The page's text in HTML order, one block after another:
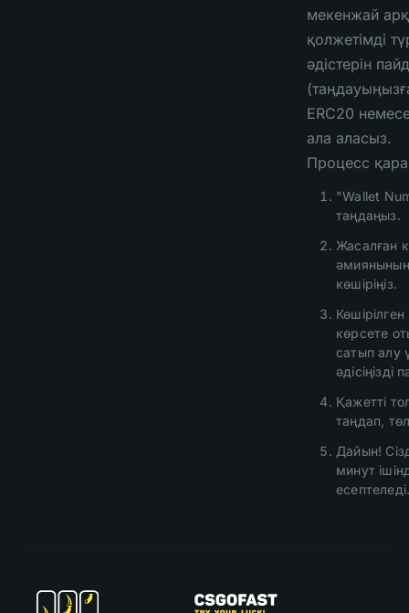
мекенжай
қолжетімді
әдістерін
ERC20
ала аласыз.
Процесс
"Wallet
таңдаңыз.
Жасалған
көшіріңіз.
көрсете
сатып алу
әдісіңізді
Қажетті
таңдап,
Дайын!
минут